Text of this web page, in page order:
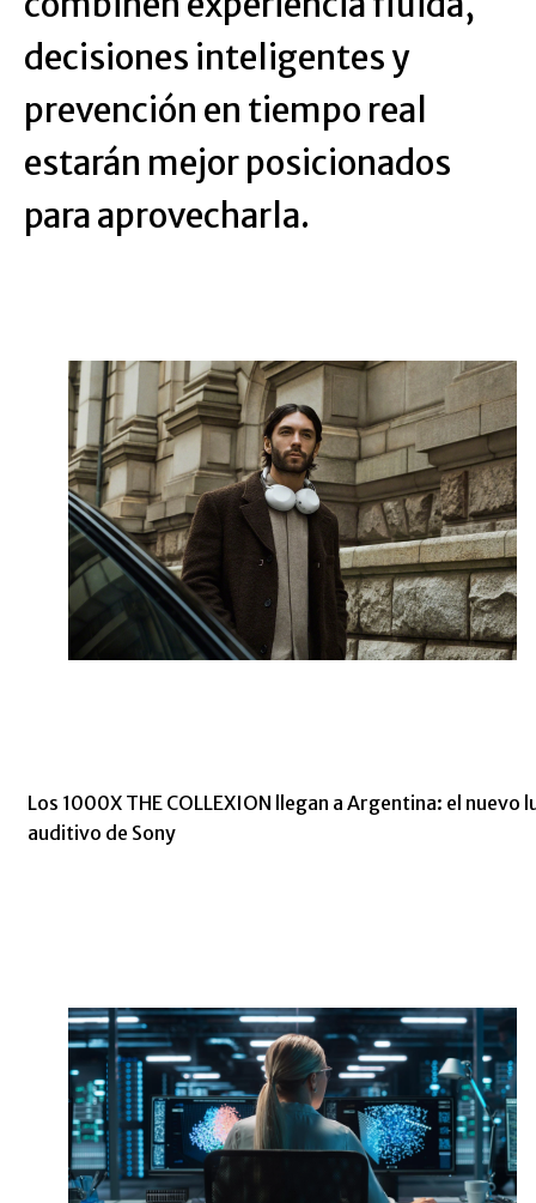
decisiones inteligentes y
prevención en tiempo real
estarán mejor posicionados
para aprovecharla.
Los 1000X THE COLLEXION llegan a Argentina: el nuevo
auditivo de Sony